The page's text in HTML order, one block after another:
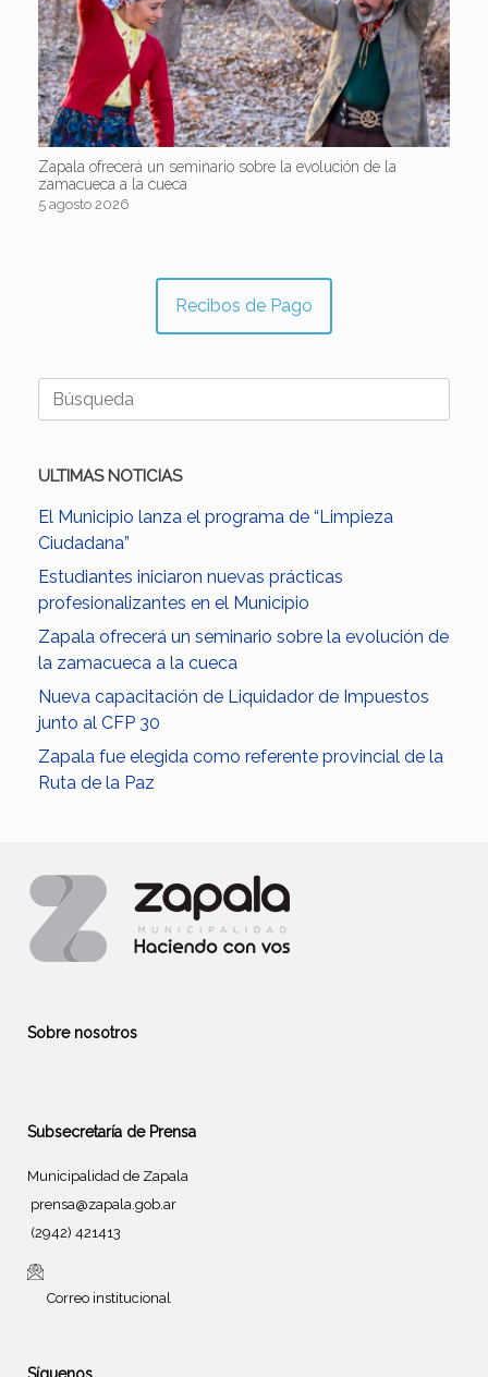
Zapala ofrecerá un seminario sobre la evolución de la
zamacueca a la cueca
5 agosto 2026
Recibos de Pago
Buscar:
ULTIMAS NOTICIAS
El Municipio lanza el programa de “Limpieza
Ciudadana”
Estudiantes iniciaron nuevas prácticas
profesionalizantes en el Municipio
Zapala ofrecerá un seminario sobre la evolución de
la zamacueca a la cueca
Nueva capacitación de Liquidador de Impuestos
junto al CFP 30
Zapala fue elegida como referente provincial de la
Ruta de la Paz
Sobre nosotros
Subsecretaría de Prensa
Municipalidad de Zapala
prensa@zapala.gob.ar
(2942) 421413
Correo institucional